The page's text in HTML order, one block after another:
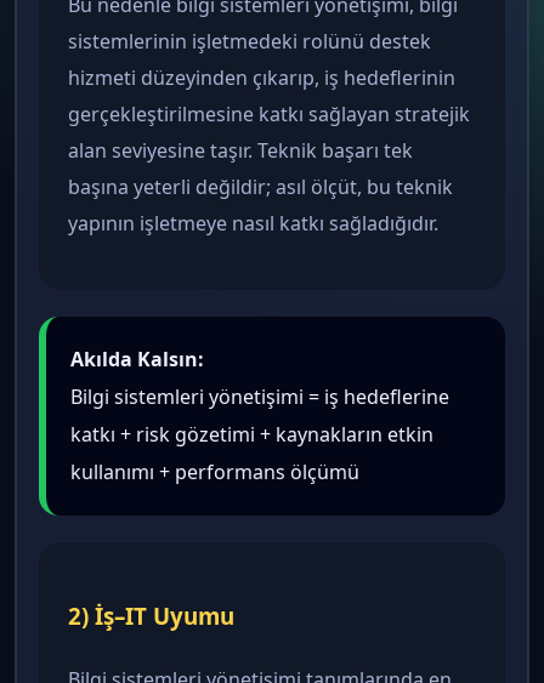
Bu nedenle bilgi sistemleri yönetişimi, bilgi
sistemlerinin işletmedeki rolünü destek
hizmeti düzeyinden çıkarıp, iş hedeflerinin
gerçekleştirilmesine katkı sağlayan stratejik
alan seviyesine taşır. Teknik başarı tek
başına yeterli değildir; asıl ölçüt, bu teknik
yapının işletmeye nasıl katkı sağladığıdır.
Akılda Kalsın:
Bilgi sistemleri yönetişimi = iş hedeflerine
katkı + risk gözetimi + kaynakların etkin
kullanımı + performans ölçümü
2) İş–IT Uyumu